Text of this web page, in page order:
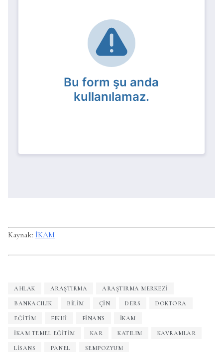
Kaynak: İKAM
AHLAK ARAŞTIRMA ARAŞTIRMA MERKEZI
BANKACILIK BILIM ÇIN DERS DOKTORA
EĞITIM FIKHI FINANS IKAM
İKAM TEMEL EĞITIM KAR KATILIM KAVRAMLAR
LISANS PANEL SEMPOZYUM